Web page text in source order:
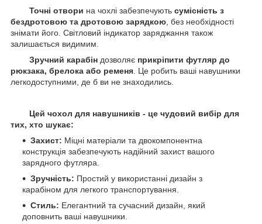
Точні отвори на чохлі забезпечують сумісність з
бездротовою та дротовою зарядкою , без необхідності
знімати його. Світловий індикатор заряджання також
залишається видимим.
Зручний карабін дозволяє прикріпити футляр до
рюкзака, брелока або ременя . Це робить ваші навушники
легкодоступними, де б ви не знаходились.
Цей чохол для навушників - це чудовий вибір для
тих, хто шукає:
Захист: Міцні матеріали та двокомпонентна
конструкція забезпечують надійний захист вашого
зарядного футляра.
Зручність: Простий у використанні дизайн з
карабіном для легкого транспортування.
Стиль: Елегантний та сучасний дизайн, який
доповнить ваші навушники.